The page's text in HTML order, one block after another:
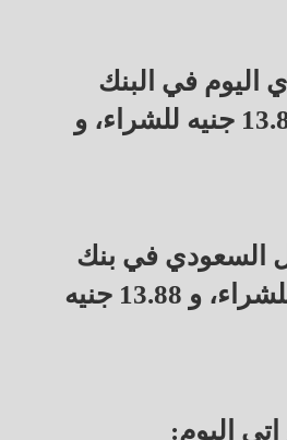
اليوم في البنك
الأهلي المصري 13.80 جنيه للشراء، و
السعودي في بنك
مصر 13.80 جنيه للشراء، و 13.88 جنيه
اليوم: